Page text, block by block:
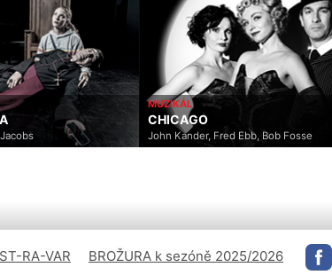
MUZIKÁL
CHICAGO
John Kander, Fred Ebb, Bob Fosse
RA-VAR BROŽURA k sezóně 2025/2026